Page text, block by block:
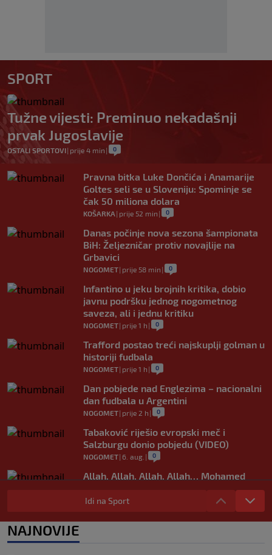
SPORT
Tužne vijesti: Preminuo nekadašnji
prvak Jugoslavije
OSTALI SPORTOVI| prije 4 min | 0
Pravna bitka Luke Dončića i Anamarije
Goltes seli se u Sloveniju: Spominje se
čak 50 miliona dolara
KOŠARKA | prije 52 min | 0
Danas počinje nova sezona šampionata
BiH: Željezničar protiv novajlije na
Grbavici
NOGOMET| prije 58 min | 0
Infantino u jeku brojnih kritika, dobio
javnu podršku jednog nogometnog
saveza, ali i jednu kritiku
NOGOMET| prije 1 h | 0
Trafford postao treći najskuplji golman u
historiji fudbala
NOGOMET| prije 1 h | 0
Dan pobjede nad Englezima – nacionalni
dan fudbala u Argentini
NOGOMET| prije 2 h | 0
Tabaković riješio evropski meč i
Salzburgu donio pobjedu (VIDEO)
NOGOMET| 6. aug. | 0
Allah, Allah, Allah, Allah… Mohamed
NOGOMET|6. aug.
Tok meča | Borac 1-0 Vitebsk: Borac
Idi na Sport
NAJNOVIJE